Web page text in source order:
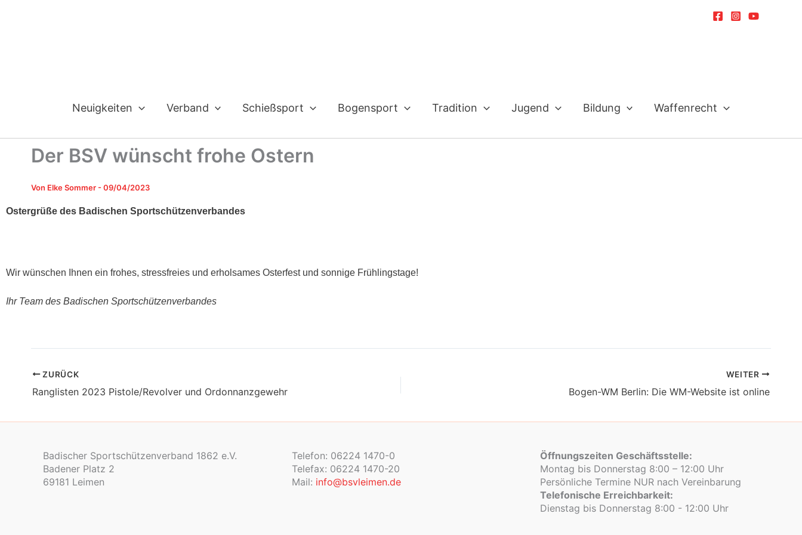
Neuigkeiten Verband Schießsport Bogensport Tradition Jugend Bildung Waffenrecht
Der BSV wünscht frohe Ostern
Von Elke Sommer -09/04/2023
Ostergrüße des Badischen Sportschützenverbandes
Wir wünschen Ihnen ein frohes, stressfreies und erholsames Osterfest und sonnige Frühlingstage!
Ihr Team des Badischen Sportschützenverbandes
ZURÜCK
Ranglisten 2023 Pistole/Revolver und Ordonnanzgewehr
WEITER
Bogen-WM Berlin: Die WM-Website ist online
Badischer Sportschützenverband 1862 e.V.
Badener Platz 2
69181 Leimen
Telefon: 06224 1470-0
Telefax: 06224 1470-20
Mail: info@bsvleimen.de
Öffnungszeiten Geschäftsstelle:
Montag bis Donnerstag 8:00 – 12:00 Uhr
Persönliche Termine NUR nach Vereinbarung
Telefonische Erreichbarkeit:
Dienstag bis Donnerstag 8:00 - 12:00 Uhr